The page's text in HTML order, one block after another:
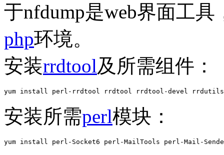
于nfdump是web界面工
php环境。
安装rrdtool及所需组件：
yum install perl-rrdtool rrdtool rrdtool-devel rrdutils
安装所需perl模块：
yum install perl-Socket6 perl-MailTools perl-Mail-